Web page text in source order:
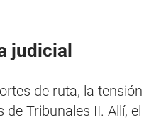
judicial
de ruta, la tensión
Tribunales II. Allí, el